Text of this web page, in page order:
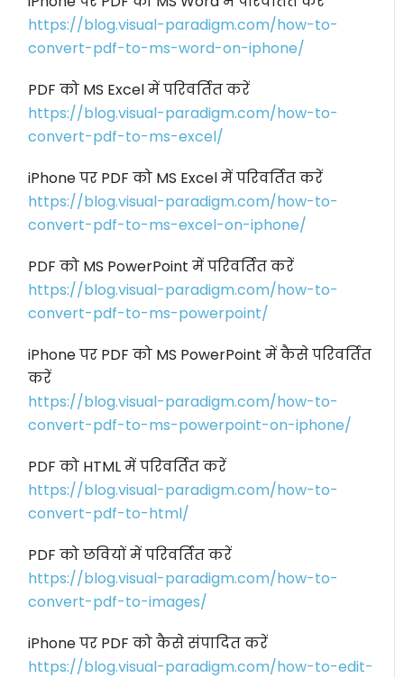
https://blog.visual-paradigm.com/how-to-
convert-pdf-to-ms-word-on-iphone/
PDF को MS Excel में परिवर्तित करें
https://blog.visual-paradigm.com/how-to-
convert-pdf-to-ms-excel/
iPhone पर PDF को MS Excel में परिवर्तित करें
https://blog.visual-paradigm.com/how-to-
convert-pdf-to-ms-excel-on-iphone/
PDF को MS PowerPoint में परिवर्तित करें
https://blog.visual-paradigm.com/how-to-
convert-pdf-to-ms-powerpoint/
iPhone पर PDF को MS PowerPoint में कैसे परिवर्तित
करें
https://blog.visual-paradigm.com/how-to-
convert-pdf-to-ms-powerpoint-on-iphone/
PDF को HTML में परिवर्तित करें
https://blog.visual-paradigm.com/how-to-
convert-pdf-to-html/
PDF को छवियों में परिवर्तित करें
https://blog.visual-paradigm.com/how-to-
convert-pdf-to-images/
iPhone पर PDF को कैसे संपादित करें
https://blog.visual-paradigm.com/how-to-edit-